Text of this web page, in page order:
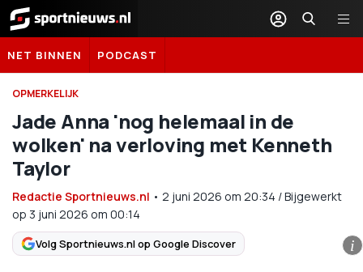
Sportnieuws.nl
NET BINNEN PODCAST
OPMERKELIJK
Jade Anna 'nog helemaal in de
wolken' na verloving met Kenneth
Taylor
Redactie Sportnieuws.nl • 2 juni 2026 om 20:34 /Bijgewerkt
op 3 juni 2026 om 00:14
Volg Sportnieuws.nl op Google Discover i